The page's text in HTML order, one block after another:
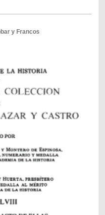
y Francos